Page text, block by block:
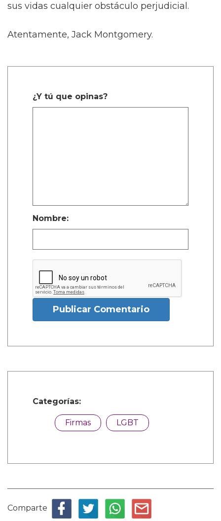
sus vidas cualquier obstáculo perjudicial.
Atentamente, Jack Montgomery.
¿Y tú que opinas?
Nombre:
Publicar Comentario
Categorías:
Firmas LGBT
Comparte